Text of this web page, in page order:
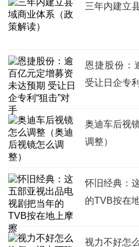
三年内建立
恩捷股份：
受让日企专
奥迪车后视
调整）
怀旧经典：
的TVB按在
视力不好怎